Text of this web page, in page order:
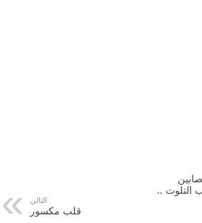
التلوث ..
التالي
قلب مكسور